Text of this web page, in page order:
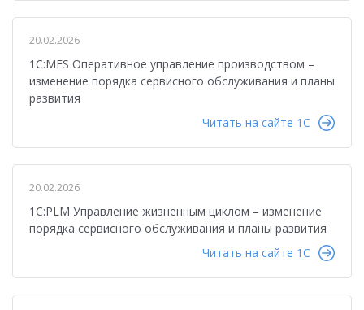
20.02.2026
1С:MES Оперативное управление производством –
изменение порядка сервисного обслуживания и планы
развития
Читать на сайте 1C
20.02.2026
1С:PLM Управление жизненным циклом – изменение
порядка сервисного обслуживания и планы развития
Читать на сайте 1C